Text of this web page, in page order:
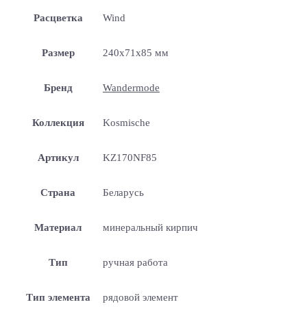
Расцветка Wind
Размер 240x71x85 мм
Бренд Wandermode
Коллекция Kosmische
Артикул KZ170NF85
Страна Беларусь
Материал минеральный кирпич
Тип ручная работа
Тип элемента рядовой элемент